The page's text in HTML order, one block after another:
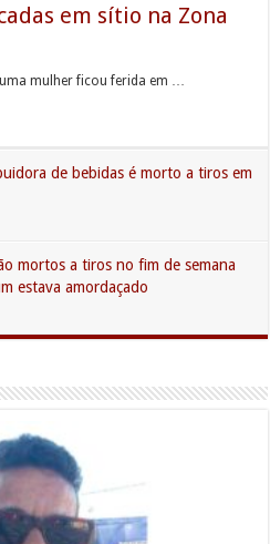
em sítio na Zona
mulher ficou ferida em …
de bebidas é morto a tiros em
mortos a tiros no fim de semana
estava amordaçado